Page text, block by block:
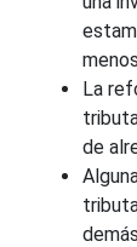
La
de